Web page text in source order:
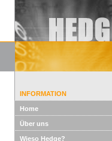
INFORMATION
Home
Über uns
Wieso Hedge?